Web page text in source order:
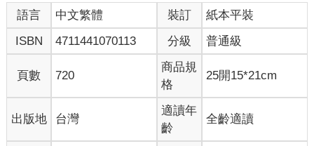
什麼是「底層邏輯」？
2012年，馬雲和王健林設了一個「億元賭局」——如果10年之
後，電商在中國零售市場所占的份額超過50%，王健林就給馬雲1
億元，如果沒超過50%，馬雲給王健林1億元。
今天，我們回看多年前的這個賭局，不得不深思：為什麼這兩個
人對各自代表的線上、線下經濟的看法，會有如此大的分歧？
一方打敗另一方，是因為二者之間有天大的不同嗎？不是的。
是因為相同的地方更多，一方才有機會「幹掉」另一方。
以萬達為代表的線下經濟和以阿里巴巴為代表的線上經濟，在底
語言 中文繁體 裝訂
紙本平裝
ISBN
4711441070113 分級 普通級
頁數 720
商品規
格
25開15*21cm
出版地 台灣
適讀年
齡
全齡適讀